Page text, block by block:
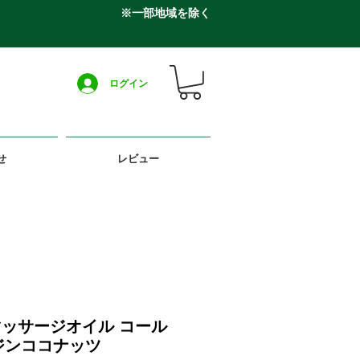
※一部地域を除く
ログイン
レビュー
サージオイル コール
ココナッツ